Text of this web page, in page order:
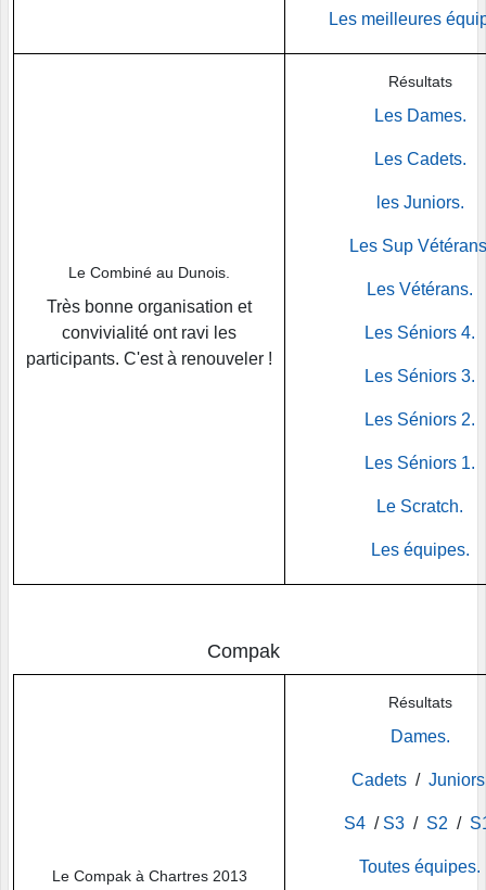
Les meilleures
Le Combiné au Dunois.
Très bonne organisation et
convivialité ont ravi les
participants. C'est à renouveler !
Résultats
Les Dames.
Les Cadets.
les Juniors.
Les Sup
Les Vétérans.
Les Séniors 4.
Les Séniors 3.
Les Séniors 2.
Les Séniors 1.
Le Scratch.
Les équipes.
Compak
Le Compak à Chartres 2013
Résultats
Dames.
Cadets/
S4 / S3 / S2 /
Toutes équipes.